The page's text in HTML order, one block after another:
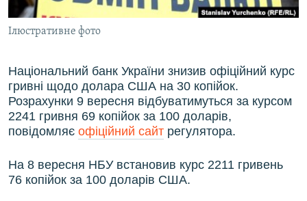
УКРАЇНСЬКА ПРОБЛЕМА КРИМУ
ІНФОГРАФІКА
ДОЛУЧАЙСЯ!
Усі сайти RFE/RL
Ілюстративне фото
Національний банк України знизив офіційний курс
гривні щодо долара США на 30 копійок.
Розрахунки 9 вересня відбуватимуться за курсом
2241 гривня 69 копійок за 100 доларів,
повідомляє офіційний сайт регулятора.
На 8 вересня НБУ встановив курс 2211 гривень
76 копійок за 100 доларів США.